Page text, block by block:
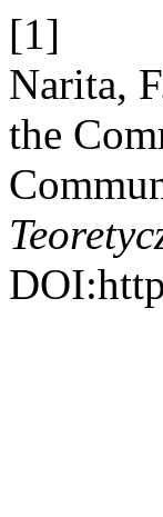
[1]
Narita,
the